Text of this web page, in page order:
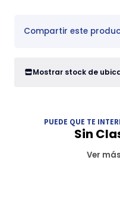
Compartir este
Mostrar stock de
PUEDE QUE TE
Sin
Ver